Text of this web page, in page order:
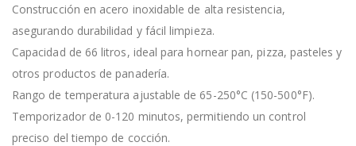
Construcción en acero inoxidable de alta resistencia,
asegurando durabilidad y fácil limpieza.
Capacidad de 66 litros, ideal para hornear pan, pizza, pasteles y
otros productos de panadería.
Rango de temperatura ajustable de 65-250°C (150-500°F).
Temporizador de 0-120 minutos, permitiendo un control
preciso del tiempo de cocción.